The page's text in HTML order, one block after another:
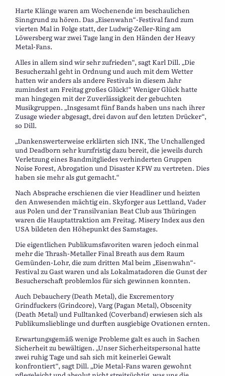
Harte Klänge waren am Wochenende im beschaulichen
Sinngrund zu hören. Das „Eisenwahn“-Festival fand zum
vierten Mal in Folge statt, der Ludwig-Zeller-Ring am
Löwersberg war zwei Tage lang in den Händen der Heavy
Metal-Fans.
Alles in allem sind wir sehr zufrieden“, sagt Karl Dill. „Die
Besucherzahl geht in Ordnung und auch mit dem Wetter
hatten wir anders als andere Festivals in diesem Jahr
zumindest am Freitag großes Glück!“ Weniger Glück hatte
man hingegen mit der Zuverlässigkeit der gebuchten
Musikgruppen. „Insgesamt fünf Bands haben uns nach ihrer
Zusage wieder abgesagt, drei davon auf den letzten Drücker“,
so Dill.
„Dankenswerterweise erklärten sich INK, The Unchallenged
und Deadborn sehr kurzfristig dazu bereit, die jeweils durch
Verletzung eines Bandmitgliedes verhinderten Gruppen
Noise Forest, Abrogation und Disaster KFW zu vertreten. Dies
haben sie mehr als gut gemacht.“
Nach Absprache erschienen die vier Headliner und heizten
den Anwesenden mächtig ein. Skyforger aus Lettland, Vader
aus Polen und der Transilvanian Beat Club aus Thüringen
waren die Hauptattraktion am Freitag. Misery Index aus den
USA bildeten den Höhepunkt des Samstages.
Die eigentlichen Publikumsfavoriten waren jedoch einmal
mehr die Thrash-Metaller Final Breath aus dem Raum
Gemünden-Lohr, die zum dritten Mal beim „Eisenwahn“-
Festival zu Gast waren und als Lokalmatadoren die Gunst der
Besucherschaft problemlos für sich gewinnen konnten.
Auch Debauchery (Death Metal), die Excrementory
Grindfuckers (Grindcore), Varg (Pagan Metal), Obscenity
(Death Metal) und Fulltanked (Coverband) erwiesen sich als
Publikumslieblinge und durften ausgiebige Ovationen ernten.
Erwartungsgemäß wenige Probleme galt es auch in Sachen
Sicherheit zu bewältigen. „Unser Sicherheitspersonal hatte
zwei ruhig Tage und sah sich mit keinerlei Gewalt
konfrontiert“, sagt Dill. „Die Metal-Fans waren gewohnt